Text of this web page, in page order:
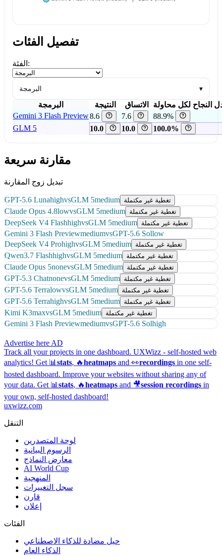
تفصيل الفئات
الفئة:
البرمجة ▾
البرمجة النتيجة الاتساق
النجاح لكل محاولة
Gemini 3 Flash Preview8.6 7.6
88.9%
GLM 5
10.0 10.0 100.0%
مقارنة سريعة
تبديل زوج المقارنة
GPT-5.6 LunahighvsGLM 5medium تغطية غير مكتملة
Claude Opus 4.8lowvsGLM 5medium تغطية غير مكتملة
DeepSeek V4 FlashhighvsGLM 5medium تغطية غير مكتملة
Gemini 3 Flash PreviewmediumvsGPT-5.6 Sollow
DeepSeek V4 ProhighvsGLM 5medium تغطية غير مكتملة
Qwen3.7 FlashhighvsGLM 5medium تغطية غير مكتملة
Claude Opus 5nonevsGLM 5medium تغطية غير مكتملة
GPT-5.3 ChatnonevsGLM 5medium تغطية غير مكتملة
GPT-5.6 TerralowvsGLM 5medium تغطية غير مكتملة
GPT-5.6 TerrahighvsGLM 5medium تغطية غير مكتملة
Kimi K3maxvsGLM 5medium تغطية غير مكتملة
Gemini 3 Flash PreviewmediumvsGPT-5.6 Solhigh
Advertise here AD
Track all your projects in one dashboard. UXWizz - self-hosted web
analytics! Get 📊 stats, 🔥heatmaps and 👀recordings in one self-
hosted dashboard. Improve your websites without sharing any of
your data. Get 📊 stats, 🔥heatmaps and 🎥session recordings in
your own, self-hosted dashboard!
uxwizz.com
التنقل
لوحة المتصدرين
الرسوم البيانية
معارض النماذج
AI World Cup
المنهجية
سجل التغييرات
قارن
إعلان
الفئات
حيل مضادة للذكاء الاصطناعي
الذكاء العام